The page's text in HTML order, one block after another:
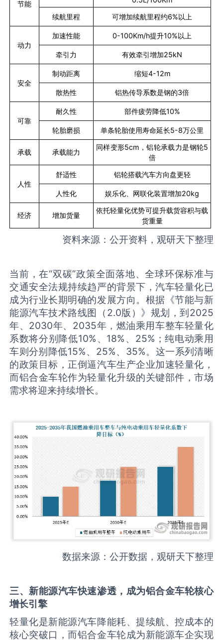
节能
续航里程
可增加续航里程约6%以上
动力
加速性能 0-100Km/h提升10%以上
牵引力 有效牵引增加25kN
安全
制动距离 缩短4-12m
散热性 铝热传导系数是钢的3倍
可靠
耐久性 部件疲劳降低10%
轮胎磨损 单条轮胎使用寿命延长5-8万公里
承载 承载能力
同样变形5cm ，铝轮承载力是钢轮5
倍
人性
舒适性 铝轮搭载汽车方向盘更轻
人性化 娱乐化、网联化装置增加20kg
经济 增加货量
依托轻量化优势可提升载货容积与载
货重量
资料来源：公开资料，观研天下整理
当前，在“双碳”政策全面落地、全球环保标准与
交通安全法规持续趋严的背景下，汽车轻量化已
成为行业长期明确的发展方向。根据《节能与新
能源汽车技术路线图（2.0版）》规划，到2025
年、2030年、2035年，燃油乘用车整车轻量化
系数将分别降低10%、18%、25%；纯电动乘用
车则分别降低15%、25%、35%。这一系列清晰
的政策目标，正倒逼汽车生产企业加速轻量化，
而铝合金车轮作为轻量化升级的关键部件，市场
需求将迎来持续增长。
数据来源：公开数据，观研天下整理
三、新能源汽车快速渗透，成为铝合金车轮核心
增长引擎
轻量化是新能源汽车降能耗、提续航、控成本的
核心突破口，而铝合金车轮成为新能源车企实现